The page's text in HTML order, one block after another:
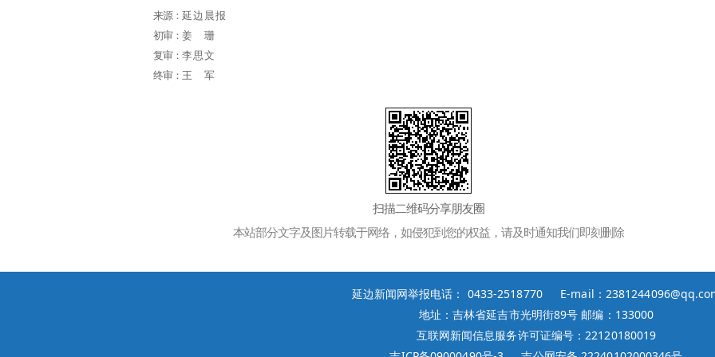
来源： 延边晨报
初审： 姜珊
复审： 李思文
终审： 王军
扫描二维码分享朋友圈
本站部分文字及图片转载于网络，如侵犯到您的权益，请及时通知我们即刻删除
延边新闻网举报电话： 0433-2518770 E-mail：
地址：吉林省延吉市光明街89号 邮编：133000
互联网新闻信息服务许可证编号：22120180019